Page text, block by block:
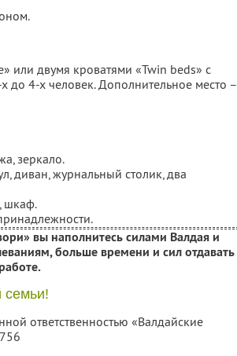
или двумя кроватями «Twin beds» с
до 4-х человек. Дополнительное место –
зеркало.
диван, журнальный столик, два
шкаф.
вы наполнитесь силами Валдая и
больше времени и сил отдавать
семьи!
ответственностью «Валдайские